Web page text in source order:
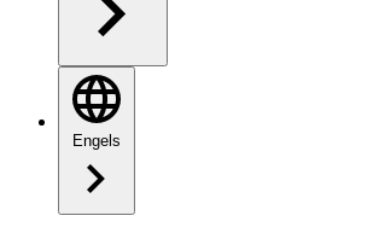
Engels